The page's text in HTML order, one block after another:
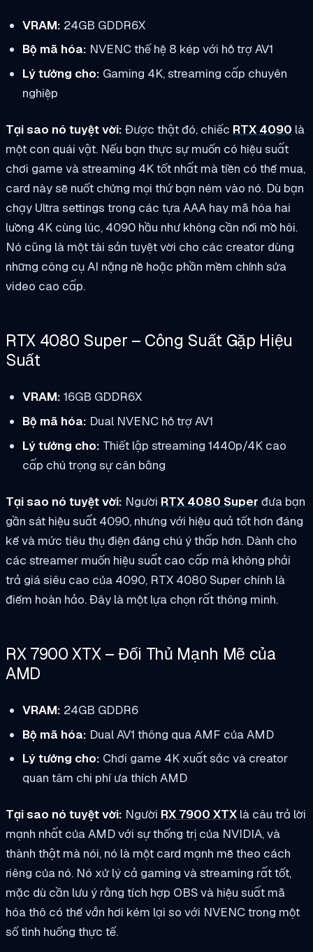
VRAM: 24GB GDDR6X
Bộ mã hóa: NVENC thế hệ 8 kép với hỗ trợ AV1
Lý tưởng cho: Gaming 4K, streaming cấp chuyên
nghiệp
Tại sao nó tuyệt vời: Được thật đó, chiếc RTX 4090 là
một con quái vật. Nếu bạn thực sự muốn có hiệu suất
chơi game và streaming 4K tốt nhất mà tiền có thể mua,
card này sẽ nuốt chửng mọi thứ bạn ném vào nó. Dù bạn
chạy Ultra settings trong các tựa AAA hay mã hóa hai
luồng 4K cùng lúc, 4090 hầu như không cần nổi mồ hôi.
Nó cũng là một tài sản tuyệt vời cho các creator dùng
những công cụ AI nặng nề hoặc phần mềm chỉnh sửa
video cao cấp.
RTX 4080 Super – Công Suất Gặp Hiệu
Suất
VRAM: 16GB GDDR6X
Bộ mã hóa: Dual NVENC hỗ trợ AV1
Lý tưởng cho: Thiết lập streaming 1440p/4K cao
cấp chú trọng sự cân bằng
Tại sao nó tuyệt vời: Người RTX 4080 Super đưa bạn
gần sát hiệu suất 4090, nhưng với hiệu quả tốt hơn đáng
kể và mức tiêu thụ điện đáng chú ý thấp hơn. Dành cho
các streamer muốn hiệu suất cao cấp mà không phải
trả giá siêu cao của 4090, RTX 4080 Super chính là
điểm hoàn hảo. Đây là một lựa chọn rất thông minh.
RX 7900 XTX – Đối Thủ Mạnh Mẽ của
AMD
VRAM: 24GB GDDR6
Bộ mã hóa: Dual AV1 thông qua AMF của AMD
Lý tưởng cho: Chơi game 4K xuất sắc và creator
quan tâm chi phí ưa thích AMD
Tại sao nó tuyệt vời: Người RX 7900 XTX là câu trả lời
mạnh nhất của AMD với sự thống trị của NVIDIA, và
thành thật mà nói, nó là một card mạnh mẽ theo cách
riêng của nó. Nó xử lý cả gaming và streaming rất tốt,
mặc dù cần lưu ý rằng tích hợp OBS và hiệu suất mã
hóa thô có thểvẫn hơi kém lại so với NVENC trong một
số tình huống thực tế.